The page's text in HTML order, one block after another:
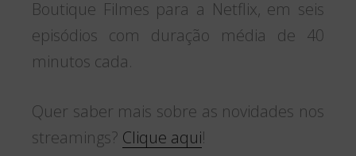
Boutique Filmes para a Netflix, em seis
episódios com duração média de 40
minutos cada.
Quer saber mais sobre as novidades nos
streamings? Clique aqui!